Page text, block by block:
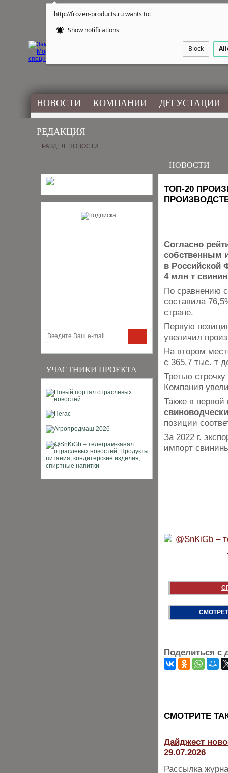
http://frozen-products.ru wants to:
Show notifications
Block
НОВОСТИ КОМПАНИИ ДЕГУСТАЦИИ
РЕДАКЦИЯ
УЧАСТНИКИ ПРОЕКТА
РАЗДЕЛ: НОВОСТИ
НОВОСТИ
ТОП-20
Согласно
собственным
в Российской
4 млн т
По сравнению
составила
стране.
Первую
увеличил
На втором
с 365,7 тыс. т
Третью
Компания
Также в
позиции
За 2022 г.
импорт
Поделиться с
CМОТРИТЕ
Дайджест
29.07.2026
Рассылка